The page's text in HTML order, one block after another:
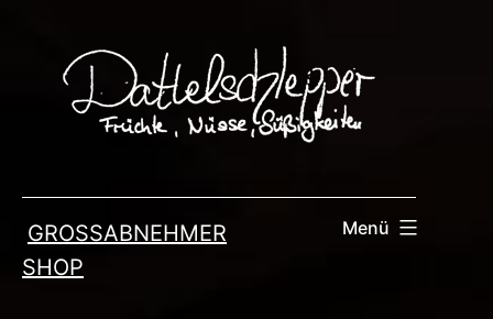
springen
GROSSABNEHMER
SHOP
Menü